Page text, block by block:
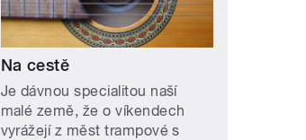
Na cestě
Je dávnou specialitou naší
malé země, že o víkendech
vyrážejí z měst trampové s